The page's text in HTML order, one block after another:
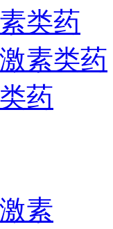
类药
素类药
药
素